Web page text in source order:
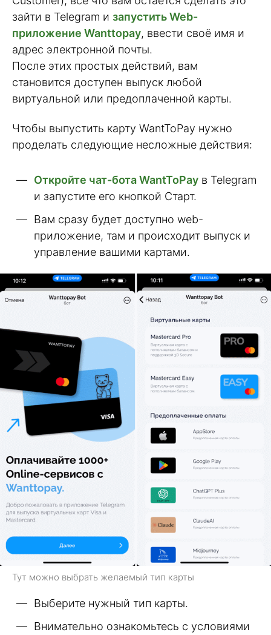
зайти в Telegram и запустить Web-
приложение Wanttopay, ввести своё имя и
адрес электронной почты.
После этих простых действий, вам
становится доступен выпуск любой
виртуальной или предоплаченной карты.
Чтобы выпустить карту WantToPay нужно
проделать следующие несложные действия:
Откройте чат-бота WantToPay в Telegram
и запустите его кнопкой Старт.
Вам сразу будет доступно web-
приложение, там и происходит выпуск и
управление вашими картами.
Тут можно выбрать желаемый тип карты
Выберите нужный тип карты.
Внимательно ознакомьтесь с условиями